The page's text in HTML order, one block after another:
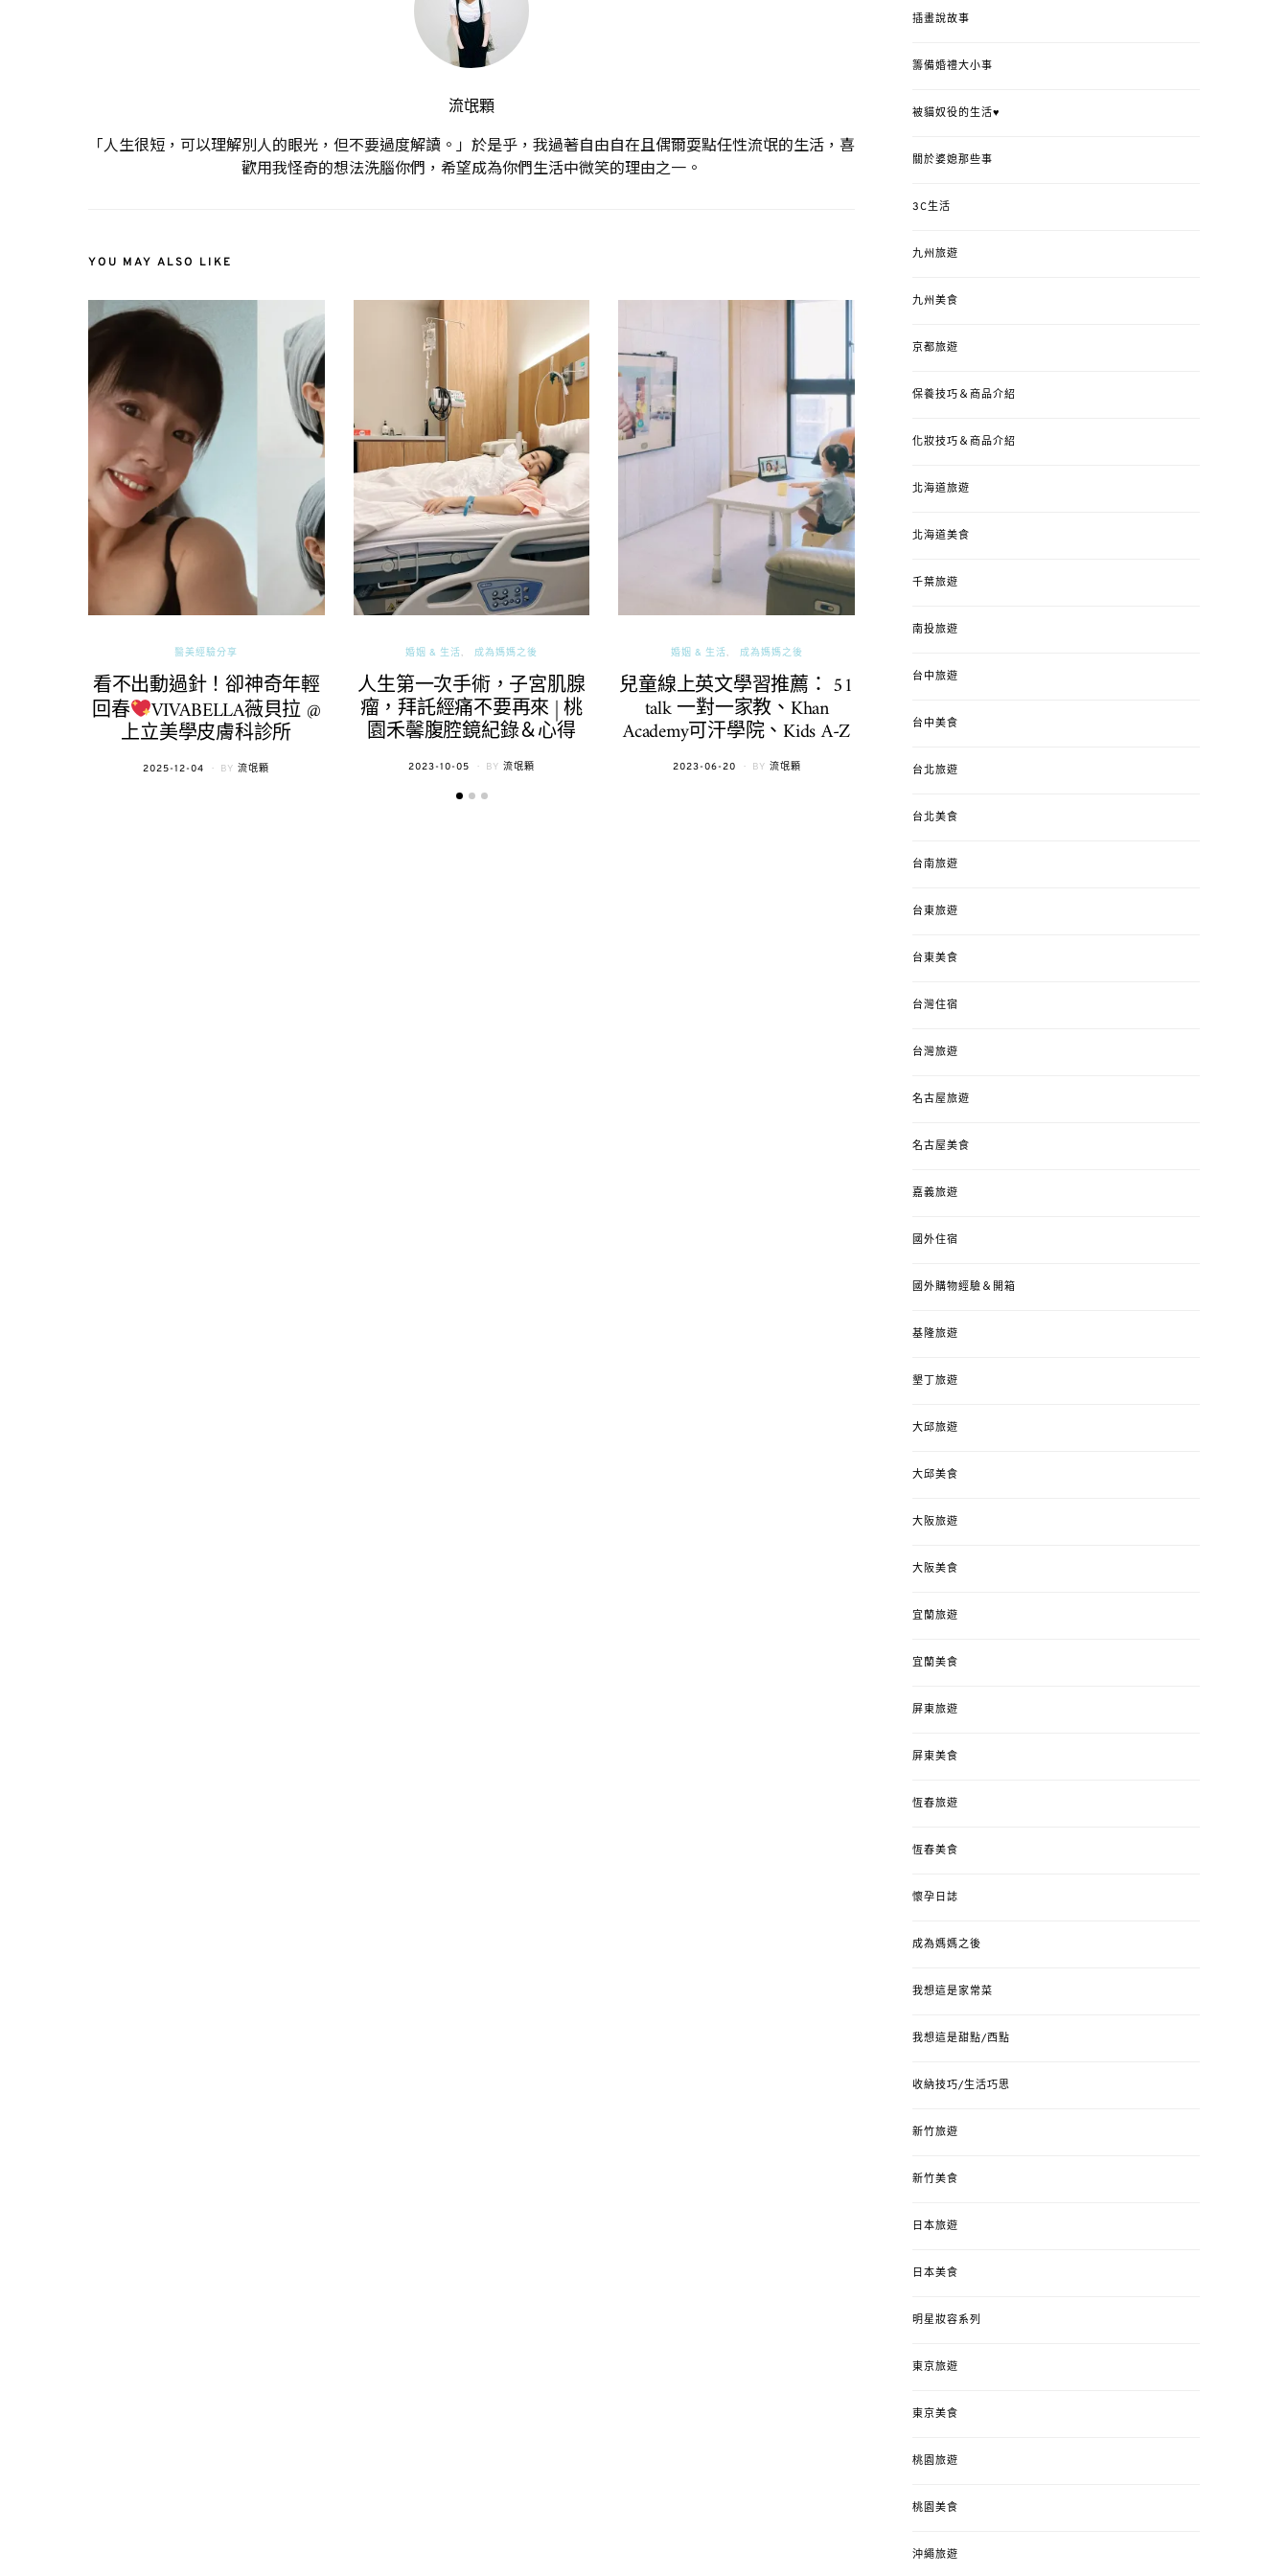
流氓顆
「人生很短，可以理解別人的眼光，但不要過度解讀。」於是乎，我過著自由自在且偶爾耍點任性流氓的生活，喜
歡用我怪奇的想法洗腦你們，希望成為你們生活中微笑的理由之一。
YOU MAY ALSO LIKE
醫美經驗分享
看不出動過針！卻神奇年輕
回春 VIVABELLA薇貝拉 @
上立美學皮膚科診所
POSTED
2025-12-04 BY 流氓顆
婚姻 & 生活 成為媽媽之後
人生第一次手術，子宮肌腺
瘤，拜託經痛不要再來 | 桃
園禾馨腹腔鏡紀錄＆心得
POSTED
2023-10-05 BY 流氓顆
婚姻 & 生活 成為媽媽之後
兒童線上英文學習推薦： 51
talk 一對一家教、Khan
Academy可汗學院、Kids A-Z
POSTED
2023-06-20 BY 流氓顆
4y3m ：視力檢查、練習犯
錯、認識華德福
插畫說故事
籌備婚禮大小事
被貓奴役的生活♥
關於婆媳那些事
3C生活
九州旅遊
九州美食
京都旅遊
保養技巧＆商品介紹
化妝技巧＆商品介紹
北海道旅遊
北海道美食
千葉旅遊
南投旅遊
台中旅遊
台中美食
台北旅遊
台北美食
台南旅遊
台東旅遊
台東美食
台灣住宿
台灣旅遊
名古屋旅遊
名古屋美食
嘉義旅遊
國外住宿
國外購物經驗＆開箱
基隆旅遊
墾丁旅遊
大邱旅遊
大邱美食
大阪旅遊
大阪美食
宜蘭旅遊
宜蘭美食
屏東旅遊
屏東美食
恆春旅遊
恆春美食
懷孕日誌
成為媽媽之後
我想這是家常菜
我想這是甜點/西點
收納技巧/生活巧思
新竹旅遊
新竹美食
日本旅遊
日本美食
明星妝容系列
東京旅遊
東京美食
桃園旅遊
桃園美食
沖繩旅遊